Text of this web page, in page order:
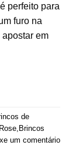
perfeito para
furo na
em
de
, Brincos
um comentário